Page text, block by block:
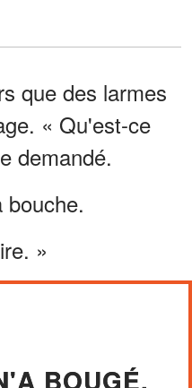
que des larmes
« Qu'est-ce
demandé.
»
BOUGÉ.